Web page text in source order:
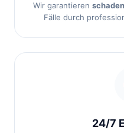
Wir garantieren
Fälle durch
24/7